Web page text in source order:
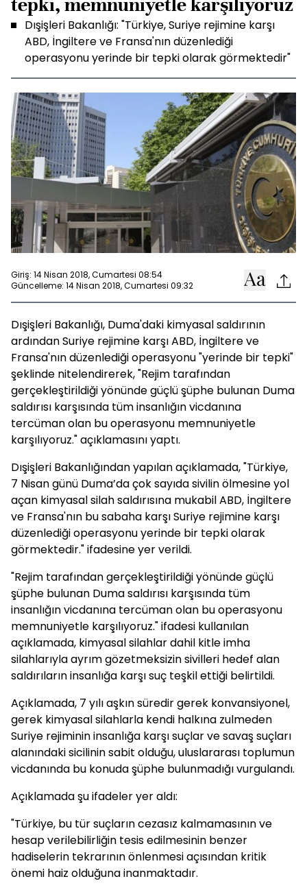
tepki, memnuniyetle karşılıyoruz
Dışişleri Bakanlığı: "Türkiye, Suriye rejimine karşı
ABD, İngiltere ve Fransa'nın düzenlediği
operasyonu yerinde bir tepki olarak görmektedir"
Giriş: 14 Nisan 2018, Cumartesi 08:54
Güncelleme: 14 Nisan 2018, Cumartesi 09:32
Dışişleri Bakanlığı, Duma'daki kimyasal saldırının
ardından Suriye rejimine karşı ABD, İngiltere ve
Fransa'nın düzenlediği operasyonu "yerinde bir tepki"
şeklinde nitelendirerek, "Rejim tarafından
gerçekleştirildiği yönünde güçlü şüphe bulunan Duma
saldırısı karşısında tüm insanlığın vicdanına
tercüman olan bu operasyonu memnuniyetle
karşılıyoruz." açıklamasını yaptı.
Dışişleri Bakanlığından yapılan açıklamada, "Türkiye,
7 Nisan günü Duma’da çok sayıda sivilin ölmesine yol
açan kimyasal silah saldırısına mukabil ABD, İngiltere
ve Fransa'nın bu sabaha karşı Suriye rejimine karşı
düzenlediği operasyonu yerinde bir tepki olarak
görmektedir." ifadesine yer verildi.
"Rejim tarafından gerçekleştirildiği yönünde güçlü
şüphe bulunan Duma saldırısı karşısında tüm
insanlığın vicdanına tercüman olan bu operasyonu
memnuniyetle karşılıyoruz." ifadesi kullanılan
açıklamada, kimyasal silahlar dahil kitle imha
silahlarıyla ayrım gözetmeksizin sivilleri hedef alan
saldırıların insanlığa karşı suç teşkil ettiği belirtildi.
Açıklamada, 7 yılı aşkın süredir gerek konvansiyonel,
gerek kimyasal silahlarla kendi halkına zulmeden
Suriye rejiminin insanlığa karşı suçlar ve savaş suçları
alanındaki sicilinin sabit olduğu, uluslararası toplumun
vicdanında bu konuda şüphe bulunmadığı vurgulandı.
Açıklamada şu ifadeler yer aldı:
"Türkiye, bu tür suçların cezasız kalmamasının ve
hesap verilebilirliğin tesis edilmesinin benzer
hadiselerin tekrarının önlenmesi açısından kritik
önemi haiz olduğuna inanmaktadır.